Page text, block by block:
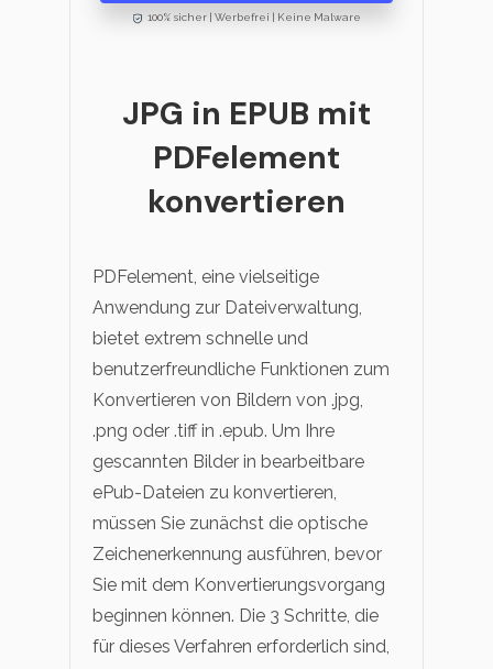
100% sicher | Werbefrei | Keine Malware
JPG in EPUB mit
PDFelement
konvertieren
PDFelement, eine vielseitige
Anwendung zur Dateiverwaltung,
bietet extrem schnelle und
benutzerfreundliche Funktionen zum
Konvertieren von Bildern von .jpg,
.png oder .tiff in .epub. Um Ihre
gescannten Bilder in bearbeitbare
ePub-Dateien zu konvertieren,
müssen Sie zunächst die optische
Zeichenerkennung ausführen, bevor
Sie mit dem Konvertierungsvorgang
beginnen können. Die 3 Schritte, die
für dieses Verfahren erforderlich sind,